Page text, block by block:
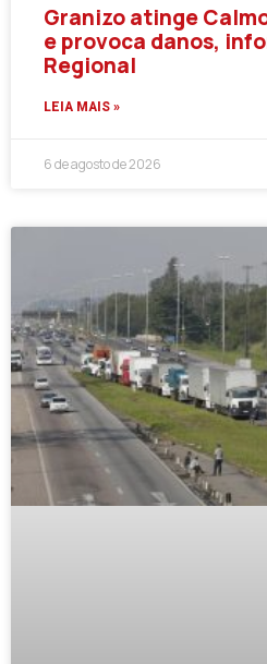
Granizo atinge
e provoca danos,
Regional
LEIA MAIS »
6 de agosto de 2026